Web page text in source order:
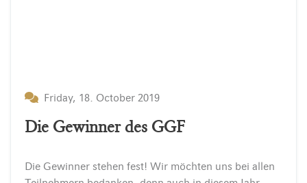
Friday, 18. October 2019
Die Gewinner des GGF
Die Gewinner stehen fest! Wir möchten uns bei allen